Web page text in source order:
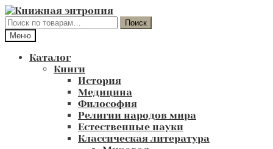
Перейти
к
навигации
Перейти
к
содержимому
Искать:
Поиск
Меню
Каталог
Книги
История
Медицина
Философия
Религии народов мира
Естественные науки
Классическая литература